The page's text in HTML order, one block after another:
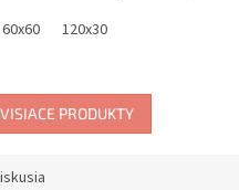
60x60
120x30
PRODUKTY